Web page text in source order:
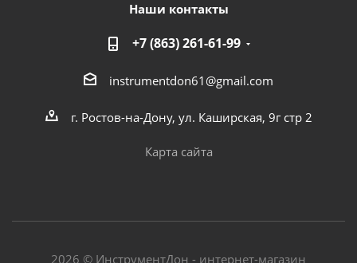
Наши контакты
+7 (863) 261-61-99
instrumentdon61@gmail.com
г. Ростов-на-Дону, ул. Каширская, 9г стр 2
Карта сайта
2026 © ИнструментДон - интернет-магазин